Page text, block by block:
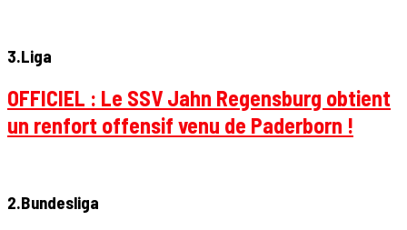
3.Liga
OFFICIEL : Le SSV Jahn Regensburg obtient
un renfort offensif venu de Paderborn !
2.Bundesliga